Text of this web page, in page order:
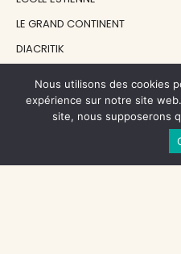
LE GRAND CONTINENT
DIACRITIK
NOS SOUTIENS
CENTRE NATIONAL DU LIVRE
Nous utilisons des cookies
expérience sur notre site
site, nous supposerons